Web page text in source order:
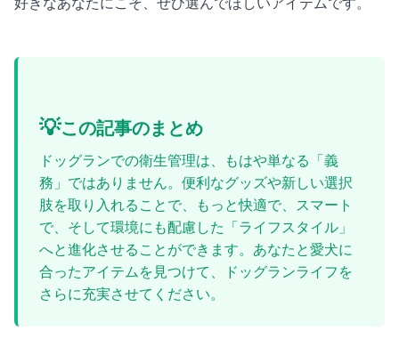
💡この記事のまとめ
ドッグランでの衛生管理は、もはや単なる「義
務」ではありません。便利なグッズや新しい選択
肢を取り入れることで、もっと快適で、スマート
で、そして環境にも配慮した「ライフスタイル」
へと進化させることができます。あなたと愛犬に
合ったアイテムを見つけて、ドッグランライフを
さらに充実させてください。